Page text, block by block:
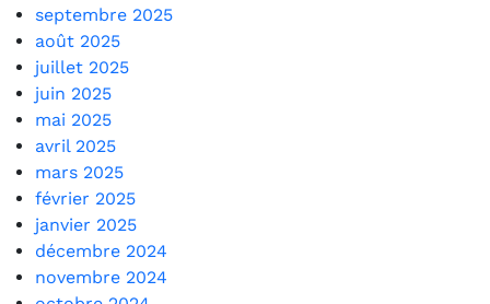
septembre 2025
août 2025
juillet 2025
juin 2025
mai 2025
avril 2025
mars 2025
février 2025
janvier 2025
décembre 2024
novembre 2024